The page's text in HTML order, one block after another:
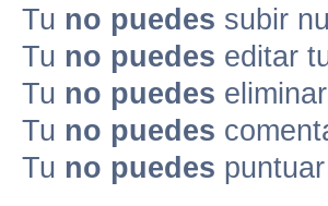
Tu no puedes subir
Tu no puedes editar
Tu no puedes
Tu no puedes
Tu no puedes